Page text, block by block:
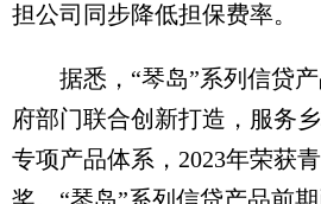
担公司同步降低担保费率。
据悉，“琴岛”系列信贷产
府部门联合创新打造，服务
专项产品体系，2023年荣获